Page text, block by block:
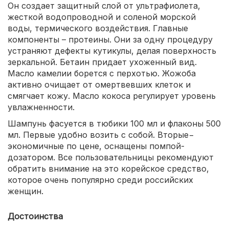
Он создает защитный слой от ультрафиолета,
жесткой водопроводной и соленой морской
воды, термического воздействия. Главные
компоненты – протеины. Они за одну процедуру
устраняют дефекты кутикулы, делая поверхность
зеркальной. Бетаин придает ухоженный вид.
Масло камелии борется с перхотью. Жожоба
активно очищает от омертвевших клеток и
смягчает кожу. Масло кокоса регулирует уровень
увлажненности.
Шампунь фасуется в тюбики 100 мл и флаконы 500
мл. Первые удобно возить с собой. Вторые−
экономичные по цене, оснащены помпой-
дозатором. Все пользовательницы рекомендуют
обратить внимание на это корейское средство,
которое очень популярно среди российских
женщин.
Достоинства